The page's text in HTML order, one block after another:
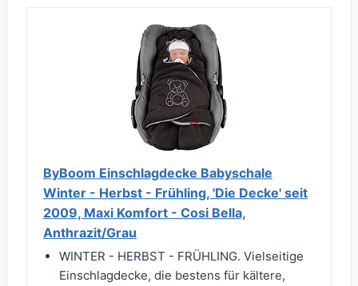
ByBoom Einschlagdecke Babyschale
Winter - Herbst - Frühling, 'Die Decke' seit
2009, Maxi Komfort - Cosi Bella,
Anthrazit/Grau
WINTER - HERBST - FRÜHLING. Vielseitige
Einschlagdecke, die bestens für kältere,